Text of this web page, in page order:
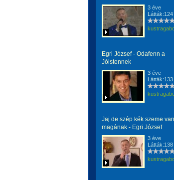
3 éve
Látták:124
Egri József - Odafenn a
Jóistennek
3 éve
Látták:133
Jaj de szép kék szeme van
magának - Egri József
3 éve
Látták:138